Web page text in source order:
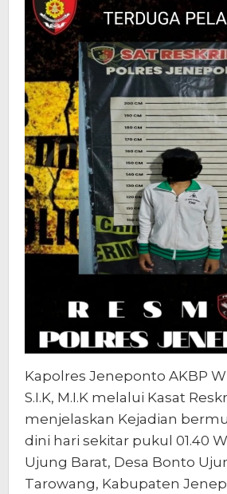
Kapolres Jeneponto AKBP
S.I.K, M.I.K melalui Kasat
menjelaskan Kejadian
dini hari sekitar pukul 01.40
Ujung Barat, Desa Bonto
Tarowang, Kabupaten